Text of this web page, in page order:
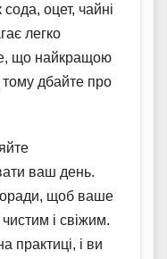
оцет, чайні
легко
що найкращою
тому дбайте про
ваш день.
щоб ваше
і свіжим.
практиці, і ви